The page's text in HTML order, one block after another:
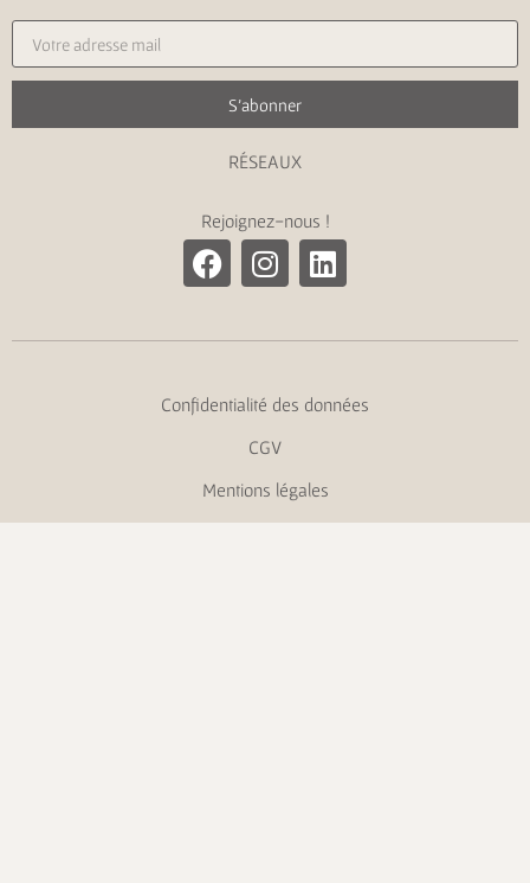
S'abonner
RÉSEAUX
Rejoignez-nous !
Confidentialité des données
CGV
Mentions légales